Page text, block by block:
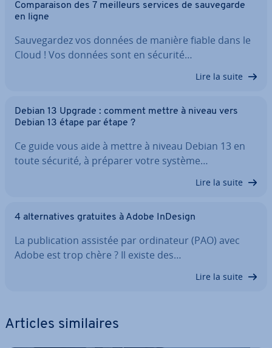
Com­pa­rai­son des 7 meilleurs services de sau­ve­garde
en ligne
Sau­ve­gar­dez vos données de manière fiable dans le
Cloud ! Vos données sont en sécurité…
Lire la suite
Debian 13 Upgrade : comment mettre à niveau vers
Debian 13 étape par étape ?
Ce guide vous aide à mettre à niveau Debian 13 en
toute sécurité, à préparer votre système…
Lire la suite
4 al­ter­na­tives gratuites à Adobe InDesign
La pu­bli­ca­tion assistée par or­di­na­teur (PAO) avec
Adobe est trop chère ? Il existe des…
Lire la suite
Articles si­mi­laires